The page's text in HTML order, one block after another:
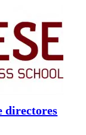
directores